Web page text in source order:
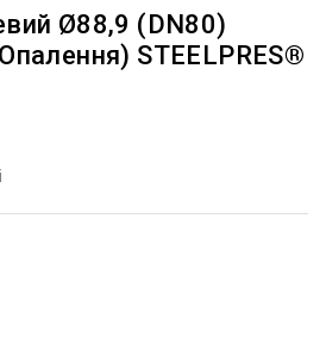
Ø88,9 (DN80)
STEELPRES®